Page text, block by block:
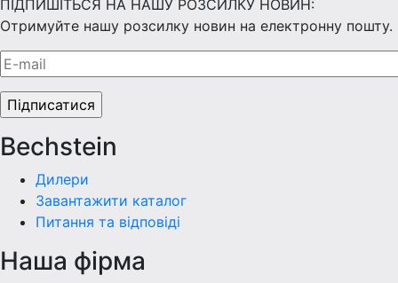
ПІДПИШІТЬСЯ НА НАШУ РОЗСИЛКУ НОВИН:
Отримуйте нашу розсилку новин на електронну пошту.
Bechstein
Дилери
Завантажити каталог
Питання та відповіді
Наша фiрма